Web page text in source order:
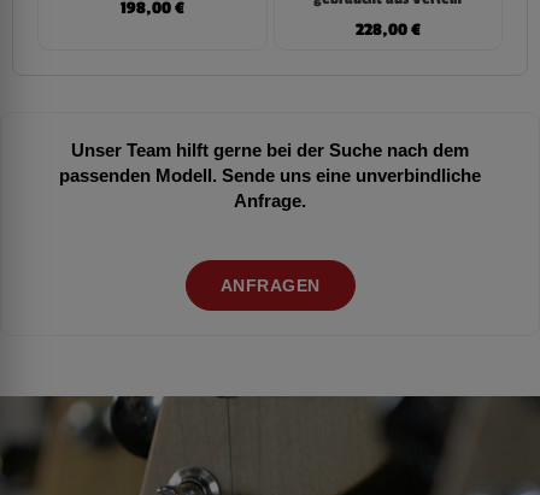
198,00€
228,00€
Unser Team hilft gerne bei der Suche nach dem
passenden Modell. Sende uns eine unverbindliche
Anfrage.
ANFRAGEN